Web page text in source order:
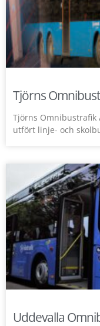
Tjörns
Tjörns Omnibustrafik
utfört linje- och
Uddevalla